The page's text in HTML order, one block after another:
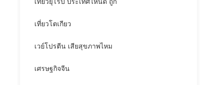
เที่ยวโตเกียว
เวย์โปรตีน เสียสุขภาพไหม
เศรษฐกิจจีน